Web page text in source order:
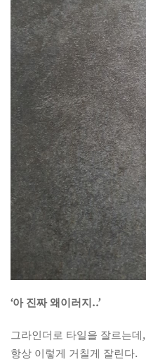
‘아 진짜 왜이러지..’
그라인더로 타일을 잘르는데,
항상 이렇게 거칠게 잘린다.